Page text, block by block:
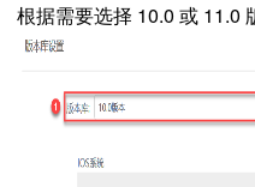
根据需要选择 10.0 或 11.0